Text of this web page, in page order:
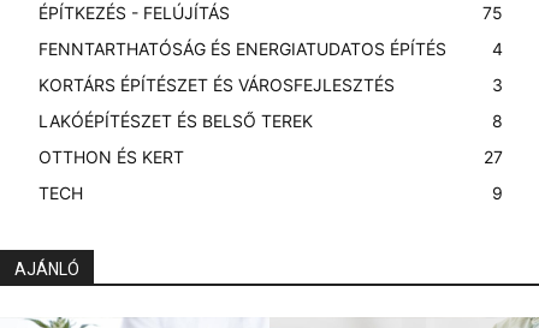
ÉPÍTKEZÉS - FELÚJÍTÁS
75
FENNTARTHATÓSÁG ÉS ENERGIATUDATOS ÉPÍTÉS
4
KORTÁRS ÉPÍTÉSZET ÉS VÁROSFEJLESZTÉS
3
LAKÓÉPÍTÉSZET ÉS BELSŐ TEREK
8
OTTHON ÉS KERT
27
TECH
9
AJÁNLÓ